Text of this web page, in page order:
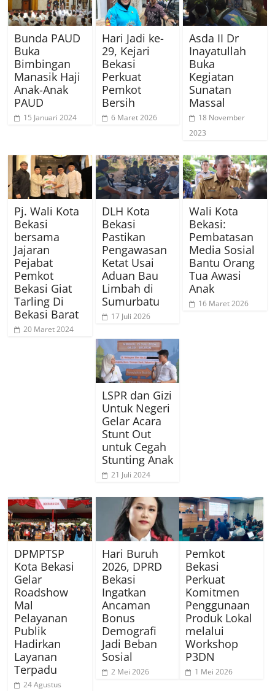
Bunda PAUD
Buka
Bimbingan
Manasik Haji
Anak-Anak
PAUD
15 Januari 2024
Hari Jadi ke-
29, Kejari
Bekasi
Perkuat
Pemkot
Bersih
6 Maret 2026
Asda II Dr
Inayatullah
Buka
Kegiatan
Sunatan
Massal
18 November
2023
Pj. Wali Kota
Bekasi
bersama
Jajaran
Pejabat
Pemkot
Bekasi Giat
Tarling Di
Bekasi Barat
20 Maret 2024
DLH Kota
Bekasi
Pastikan
Pengawasan
Ketat Usai
Aduan Bau
Limbah di
Sumurbatu
17 Juli 2026
Wali Kota
Bekasi:
Pembatasan
Media Sosial
Bantu Orang
Tua Awasi
Anak
16 Maret 2026
LSPR dan Gizi
Untuk Negeri
Gelar Acara
Stunt Out
untuk Cegah
Stunting Anak
21 Juli 2024
DPMPTSP
Kota Bekasi
Gelar
Roadshow
Mal
Pelayanan
Publik
Hadirkan
Layanan
Terpadu
24 Agustus
Hari Buruh
2026, DPRD
Bekasi
Ingatkan
Ancaman
Bonus
Demografi
Jadi Beban
Sosial
2 Mei 2026
Pemkot
Bekasi
Perkuat
Komitmen
Penggunaan
Produk Lokal
melalui
Workshop
P3DN
1 Mei 2026